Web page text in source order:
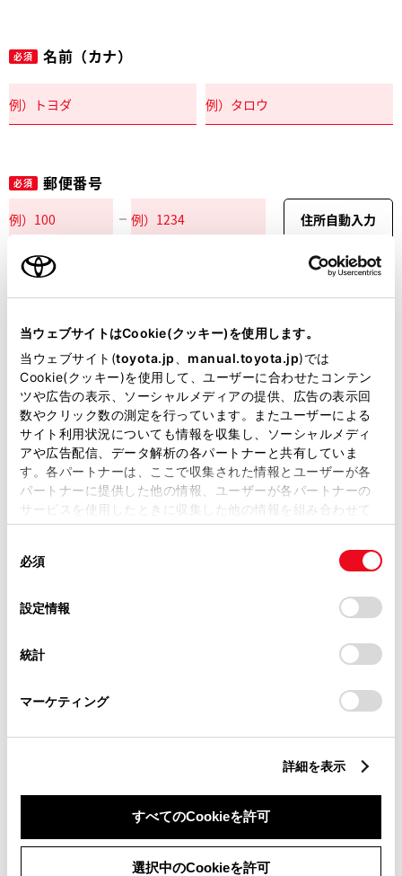
当ウェブサイトはCookie(クッキー)を使用します。
当ウェブサイト(toyota.jp manual.toyota.jp)では
Cookie(クッキー)を使用して、ユーザーに合わせたコンテン
ツや広告の表示、ソーシャルメディアの提供、広告の表示回
数やクリック数の測定を行っています。またユーザーによる
サイト利用状況についても情報を収集し、ソーシャルメディ
アや広告配信、データ解析の各パートナーと共有していま
す。各パートナーは、ここで収集された情報とユーザーが各
パートナーに提供した他の情報、ユーザーが各パートナーの
サービスを使用したときに収集した他の情報を組み合わせて
使用することがあります。当ウェブサイトの使用を続行する
デバイスにすべてのCookie(クッキー)が保存されることに同
意したことになります。Cookie(クッキー)のオプトアウト、
設定の変更、同意を撤回したりするにあたっては、当社の
「Cookie（クッキー）情報の取り扱いについて
」をご覧くだ
必須
設定情報
統計
マーケティング
詳細を表示
すべてのCookieを許可
選択中のCookieを許可
必須 名前（カナ）
必須 郵便番号
住所自動入力
必須 都道府県
必須 市区町村名
必須 丁目番地
任意 建物名